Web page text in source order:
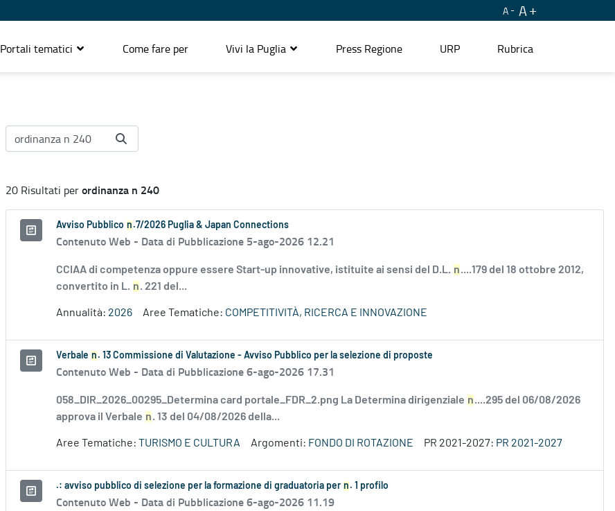
A A
Portali tematici Come fare per Vivi la Puglia Press Regione URP Rubrica
20 Risultati perordinanza n 240
Avviso Pubblico n .7/2026 Puglia & Japan Connections
Contenuto Web - Data di Pubblicazione 5-ago-2026 12.21
CCIAA di competenza oppure essere Start-up innovative, istituite ai sensi del D.L. n....179 del 18 ottobre 2012,
convertito in L. n. 221 del...
Annualità: 2026 Aree Tematiche: COMPETITIVITÀ, RICERCA E INNOVAZIONE
Verbale n . 13 Commissione di Valutazione - Avviso Pubblico per la selezione di proposte
Contenuto Web - Data di Pubblicazione 6-ago-2026 17.31
058_DIR_2026_00295_Determina card portale_FDR_2.png La Determina dirigenziale n....295 del 06/08/2026
approva il Verbale n. 13 del 04/08/2026 della...
Aree Tematiche: TURISMO E CULTURA Argomenti: FONDO DI ROTAZIONE PR 2021-2027: PR 2021-2027
.: avviso pubblico di selezione per la formazione di graduatoria per n . 1 profilo
Contenuto Web - Data di Pubblicazione 6-ago-2026 11.19